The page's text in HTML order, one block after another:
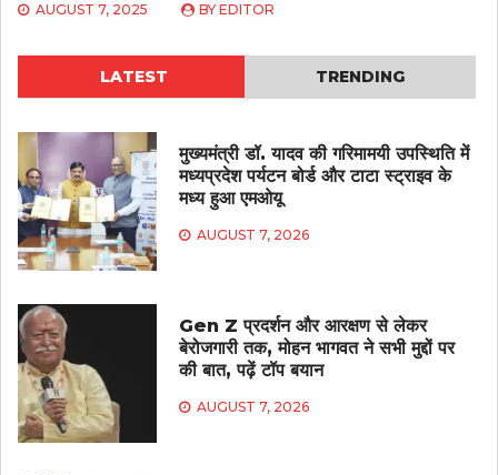
AUGUST 7, 2025 BY EDITOR
LATEST TRENDING
मुख्यमंत्री डॉ. यादव की गरिमामयी उपस्थिति में
मध्यप्रदेश पर्यटन बोर्ड और टाटा स्ट्राइव के
मध्य हुआ एमओयू
AUGUST 7, 2026
Gen Z प्रदर्शन और आरक्षण से लेकर
बेरोजगारी तक, मोहन भागवत ने सभी मुद्दों पर
की बात, पढ़ें टॉप बयान
AUGUST 7, 2026